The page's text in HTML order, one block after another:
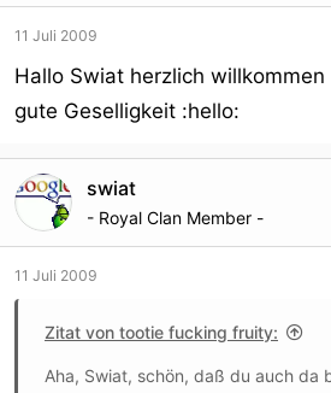
11 Juli 2009
Hallo Swiat herzlich
gute Geselligkeit :hello:
swiat
- Royal Clan Member -
11 Juli 2009
Zitat von tootie fucking fruity:
Aha, Swiat, schön, daß du auch da